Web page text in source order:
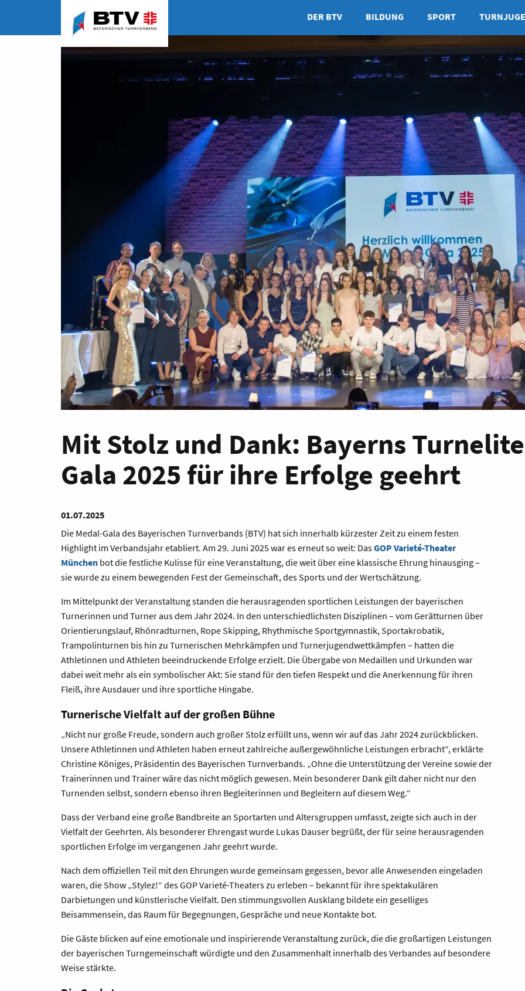
DER BTV BILDUNG SPORT
Mit Stolz und Dank: Bayerns
Gala 2025 für ihre Erfolge geehrt
01.07.2025
Die Medal-Gala des Bayerischen Turnverbands (BTV) hat sich innerhalb kürzester Zeit zu einem festen
Highlight im Verbandsjahr etabliert. Am 29. Juni 2025 war es erneut so weit: DasGOP Varieté-Theater
München bot die festliche Kulisse für eine Veranstaltung, die weit über eine klassische Ehrung hinausging –
sie wurde zu einem bewegenden Fest der Gemeinschaft, des Sports und der Wertschätzung.
Im Mittelpunkt der Veranstaltung standen die herausragenden sportlichen Leistungen der bayerischen
Turnerinnen und Turner aus dem Jahr 2024. In den unterschiedlichsten Disziplinen – vom Gerätturnen über
Orientierungslauf, Rhönradturnen, Rope Skipping, Rhythmische Sportgymnastik, Sportakrobatik,
Trampolinturnen bis hin zu Turnerischen Mehrkämpfen und Turnerjugendwettkämpfen – hatten die
Athletinnen und Athleten beeindruckende Erfolge erzielt. Die Übergabe von Medaillen und Urkunden war
dabei weit mehr als ein symbolischer Akt: Sie stand für den tiefen Respekt und die Anerkennung für ihren
Fleiß, ihre Ausdauer und ihre sportliche Hingabe.
Turnerische Vielfalt auf der großen Bühne
„Nicht nur große Freude, sondern auch großer Stolz erfüllt uns, wenn wir auf das Jahr 2024 zurückblicken.
Unsere Athletinnen und Athleten haben erneut zahlreiche außergewöhnliche Leistungen erbracht“, erklärte
Christine Königes, Präsidentin des Bayerischen Turnverbands. „Ohne die Unterstützung der Vereine sowie der
Trainerinnen und Trainer wäre das nicht möglich gewesen. Mein besonderer Dank gilt daher nicht nur den
Turnenden selbst, sondern ebenso ihren Begleiterinnen und Begleitern auf diesem Weg.“
Dass der Verband eine große Bandbreite an Sportarten und Altersgruppen umfasst, zeigte sich auch in der
Vielfalt der Geehrten. Als besonderer Ehrengast wurde Lukas Dauser begrüßt, der für seine herausragenden
sportlichen Erfolge im vergangenen Jahr geehrt wurde.
Nach dem offiziellen Teil mit den Ehrungen wurde gemeinsam gegessen, bevor alle Anwesenden eingeladen
waren, die Show „Stylez!“ des GOP Varieté-Theaters zu erleben – bekannt für ihre spektakulären
Darbietungen und künstlerische Vielfalt. Den stimmungsvollen Ausklang bildete ein geselliges
Beisammensein, das Raum für Begegnungen, Gespräche und neue Kontakte bot.
Die Gäste blicken auf eine emotionale und inspirierende Veranstaltung zurück, die die großartigen Leistungen
der bayerischen Turngemeinschaft würdigte und den Zusammenhalt innerhalb des Verbandes auf besondere
Weise stärkte.